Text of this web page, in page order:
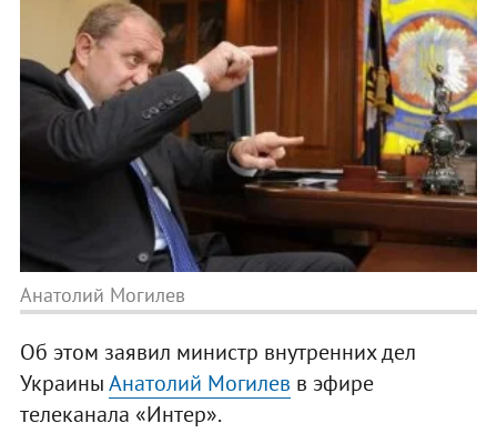
Анатолий Могилев
Об этом заявил министр внутренних дел
УкраиныАнатолий Могилев в эфире
телеканала «Интер».